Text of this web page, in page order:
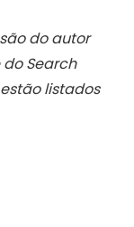
do autor
Search
listados